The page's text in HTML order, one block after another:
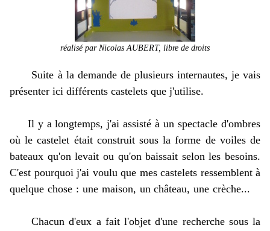
réalisé par Nicolas AUBERT, libre de droits
Suite à la demande de plusieurs internautes, je vais
présenter ici différents castelets que j'utilise.
Il y a longtemps, j'ai assisté à un spectacle d'ombres
où le castelet était construit sous la forme de voiles de
bateaux qu'on levait ou qu'on baissait selon les besoins.
C'est pourquoi j'ai voulu que mes castelets ressemblent à
quelque chose : une maison, un château, une crèche...
Chacun d'eux a fait l'objet d'une recherche sous la